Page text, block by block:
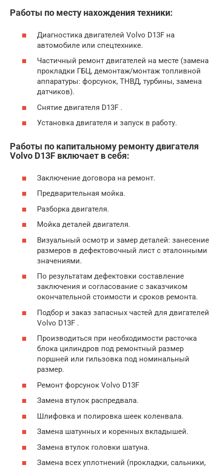
Работы по месту нахождения техники:
Диагностика двигателей Volvo D13F на
автомобиле или спецтехнике.
Частичный ремонт двигателей на месте (замена
прокладки ГБЦ, демонтаж/монтаж топливной
аппаратуры: форсунок, ТНВД, турбины, замена
датчиков).
Снятие двигателя D13F .
Установка двигателя и запуск в работу.
Работы по капитальному ремонту двигателя
Volvo D13F включает в себя:
Заключение договора на ремонт.
Предварительная мойка.
Разборка двигателя.
Мойка деталей двигателя.
Визуальный осмотр и замер деталей: занесение
размеров в дефектовочный лист с эталонными
значениями.
По результатам дефектовки составление
заключения и согласование с заказчиком
окончательной стоимости и сроков ремонта.
Подбор и заказ запасных частей для двигателей
Volvo D13F .
Производиться при необходимости расточка
блока цилиндров под ремонтный размер
поршней или гильзовка под номинальный
размер.
Ремонт форсунок Volvo D13F
Замена втулок распредвала.
Шлифовка и полировка шеек коленвала.
Замена шатунных и коренных вкладышей.
Замена втулок головки шатуна.
Замена всех уплотнений (прокладки, сальники,